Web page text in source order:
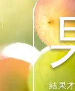
結果